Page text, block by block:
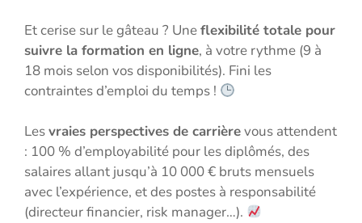
Et cerise sur le gâteau ? Uneflexibilité totale pour
suivre la formation en ligne, à votre rythme (9 à
18 mois selon vos disponibilités). Fini les
contraintes d’emploi du temps !
Lesvraies perspectives de carrièrevous attendent
: 100 % d’employabilité pour les diplômés, des
salaires allant jusqu’à 10 000 € bruts mensuels
avec l’expérience, et des postes à responsabilité
(directeur financier, risk manager…).